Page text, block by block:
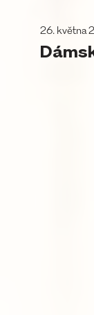
26. května